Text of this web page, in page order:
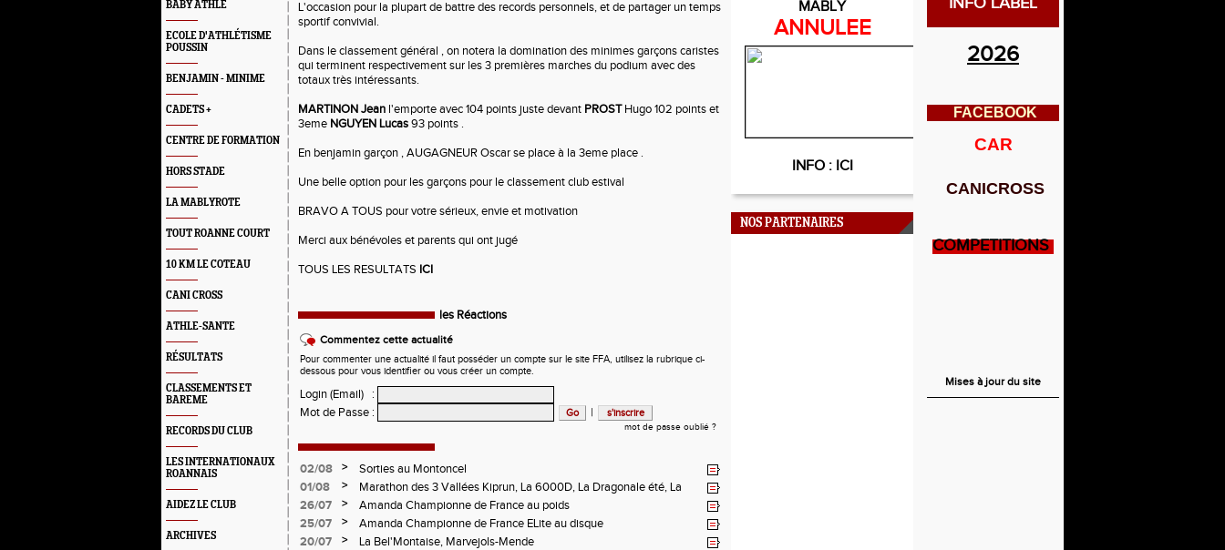
BABY ATHLE
ECOLE D'ATHLÉTISME
POUSSIN
BENJAMIN - MINIME
CADETS +
CENTRE DE FORMATION
HORS STADE
LA MABLYROTE
TOUT ROANNE COURT
10 KM LE COTEAU
CANI CROSS
ATHLE-SANTE
RÉSULTATS
CLASSEMENTS ET
BAREME
RECORDS DU CLUB
LES INTERNATIONAUX
ROANNAIS
AIDEZ LE CLUB
ARCHIVES
L'occasion pour la plupart de battre des records personnels, et de partager un temps
sportif convivial.
Dans le classement général , on notera la domination des minimes garçons caristes
qui terminent respectivement sur les 3 premières marches du podium avec des
totaux très intéressants.
MARTINON Jean l'emporte avec 104 points juste devant PROSTHugo 102 points et
3eme NGUYEN Lucas93 points .
En benjamin garçon , AUGAGNEUR Oscar se place à la 3eme place .
Une belle option pour les garçons pour le classement club estival
BRAVO A TOUS pour votre sérieux, envie et motivation
Merci aux bénévoles et parents qui ont jugé
TOUS LES RESULTATS ICI
les Réactions
Commentez cette actualité
Pour commenter une actualité il faut posséder un compte sur le site FFA, utilisez la rubrique ci-
dessous pour vous identifier ou vous créer un compte.
Login (Email)
:
Mot de Passe : |
mot de passe oublié ?
02/08 >
Sorties au Montoncel
01/08
>
Marathon des 3 Vallées Kiprun, La 6000D, La Dragonale été, La
Verticale d'Orcières, St Augustin
26/07 >
Amanda Championne de France au poids
25/07
>
Amanda Championne de France ELite au disque
20/07
>
La Bel'Montaise, Marvejols-Mende
MABLY
ANNULEE
INFO : ICI
NOS PARTENAIRES
2026
FACEBOOK
CAR
CANICROSS
COMPETITIONS
Mises à jour du site